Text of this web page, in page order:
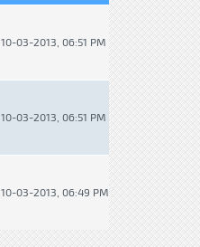
10-03-2013, 06:51 PM
10-03-2013, 06:51 PM
10-03-2013, 06:49 PM